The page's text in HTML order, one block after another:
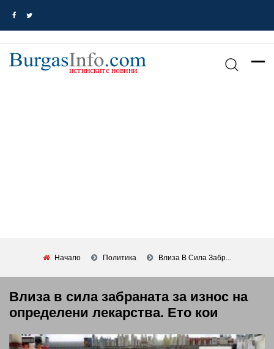
Начало Политика Влиза В Сила Забр...
Влиза в сила забраната за износ на
определени лекарства. Ето кои